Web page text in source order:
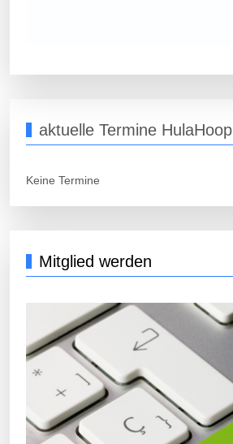
aktuelle Termine HulaHoop
Keine Termine
Mitglied werden